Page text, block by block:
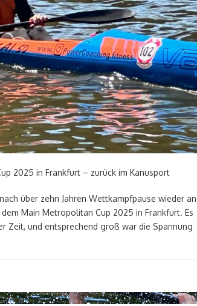
2025 in Frankfurt – zurück im Kanusport
über zehn Jahren Wettkampfpause wieder an
Main Metropolitan Cup 2025 in Frankfurt. Es
Zeit, und entsprechend groß war die Spannung